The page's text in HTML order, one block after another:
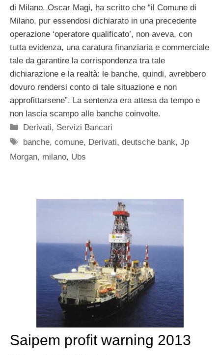
di Milano, Oscar Magi, ha scritto che “il Comune di
Milano, pur essendosi dichiarato in una precedente
operazione ‘operatore qualificato’, non aveva, con
tutta evidenza, una caratura finanziaria e commerciale
tale da garantire la corrispondenza tra tale
dichiarazione e la realtà: le banche, quindi, avrebbero
dovuro rendersi conto di tale situazione e non
approfittarsene”. La sentenza era attesa da tempo e
non lascia scampo alle banche coinvolte.
Categorie
Derivati, Servizi Bancari
Tag
banche,comune, Derivati,deutsche bank,Jp
Morgan, milano, Ubs
Saipem profit warning 2013